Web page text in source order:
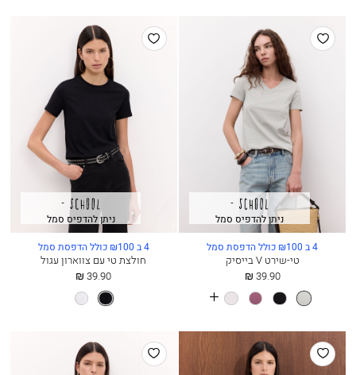
הוסף
למועדפים
ניתן להדפיס סמל
4 ב ₪100 כולל הדפסת סמל
טי-שירט V בייסיק
החל
39.90 ₪
אבן
שחור פלאםלבן See
more
הוסף
למועדפים
ניתן להדפיס סמל
4 ב ₪100 כולל הדפסת סמל
חולצת טי עם צווארון עגול
החל
39.90 ₪
שחור
לבן
הוסף
למועדפים
הוסף
למועדפים